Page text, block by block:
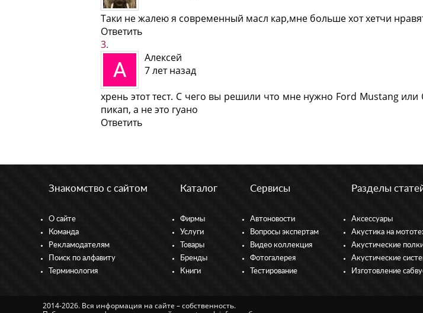
Таки не жалею я современный масл кар,мне больше хот хетчи
Ответить
Алексей
7 лет назад
хрень этот тест. С чего вы решили что мне нужно Ford Mustang или
пикап, а не это гуано
Ответить
Знакомство с сайтом
О сайте
Команда
Рекламодателям
Поиск по алфавиту
Терминология
Каталог
Фирмы
Услуги
Товары
Бренды
Книги
Сервисы
Автоновости
Вопросы экспертам
Видео коллекция
Фотогалерея
Тестирование
Разделы
Аксессуары
Акустика на
Акустические
Акустические
Изготовление
2014-2026. Вся информация на сайте – собственность.